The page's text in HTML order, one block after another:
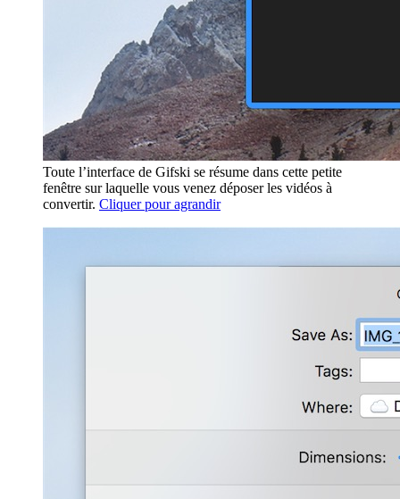
Toute l’interface de Gifski se résume dans cette petite
fenêtre sur laquelle vous venez déposer les vidéos à
convertir. Cliquer pour agrandir